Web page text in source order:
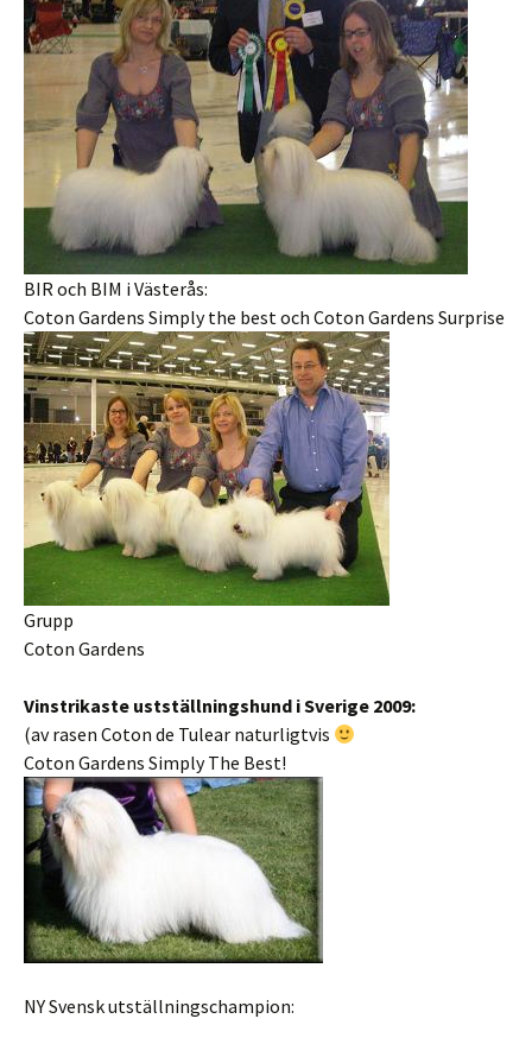
BIR och BIM i Västerås:
Coton Gardens Simply the best och Coton Gardens Surprise
Grupp
Coton Gardens
Vinstrikaste ustställningshund i Sverige 2009:
(av rasen Coton de Tulear naturligtvis
Coton Gardens Simply The Best!
NY Svensk utställningschampion: